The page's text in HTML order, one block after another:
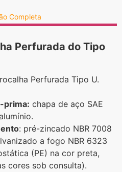
Completa
Perfurada do Tipo
Perfurada Tipo U.
prima: chapa de aço SAE
: pré-zincado NBR 7008
a fogo NBR 6323
(PE) na cor preta,
cores sob consulta).